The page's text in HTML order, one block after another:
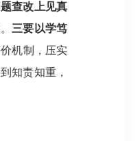
查改上见真
三要以学笃
机制，压实
知责知重，